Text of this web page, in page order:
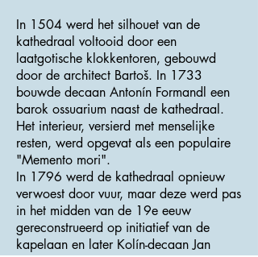
In 1504 werd het silhouet van de
kathedraal voltooid door een
laatgotische klokkentoren, gebouwd
door de architect Bartoš. In 1733
bouwde decaan Antonín Formandl een
barok ossuarium naast de kathedraal.
Het interieur, versierd met menselijke
resten, werd opgevat als een populaire
"Memento mori".
In 1796 werd de kathedraal opnieuw
verwoest door vuur, maar deze werd pas
in het midden van de 19e eeuw
gereconstrueerd op initiatief van de
kapelaan en later Kolín-decaan Jan